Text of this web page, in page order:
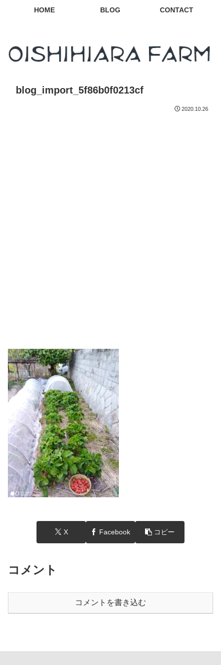
HOME BLOG CONTACT
blog_import_5f86b0f0213cf
2020.10.26
X Facebook コピー
コメント
コメントを書き込む